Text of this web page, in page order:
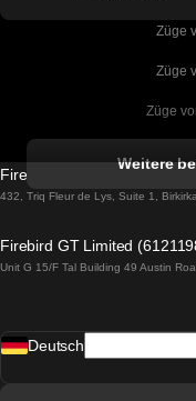
Züge
Züge
Züge
Züge
Züge
Weitere
Firebird GT Limited (OC
432, Triq Fleur de Lys, Suite 1,
Firebird GT Limited
Unit G 15/F Tal Building 49 Austin
Deutsch